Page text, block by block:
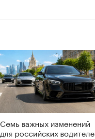
Семь важных изменений
для российских